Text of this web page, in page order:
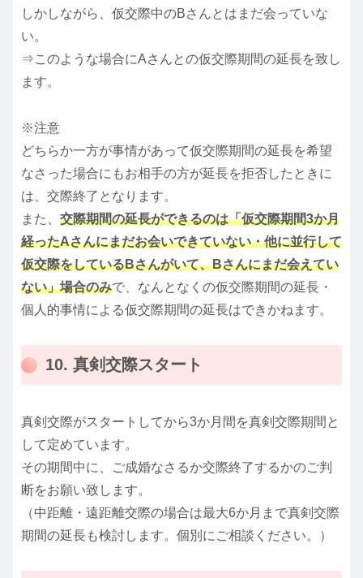
しかしながら、仮交際中のBさんとはまだ会っていな
い。
⇒このような場合にAさんとの仮交際期間の延長を致し
ます。
※注意
どちらか一方が事情があって仮交際期間の延長を希望
なさった場合にもお相手の方が延長を拒否したときに
は、交際終了となります。
また、 交際期間の延長ができるのは「仮交際期間3か月
経ったAさんにまだお会いできていない・他に並行して
仮交際をしているBさんがいて、Bさんにまだ会えてい
ない」場合のみで、なんとなくの仮交際期間の延長・
個人的事情による仮交際期間の延長はできかねます。
10. 真剣交際スタート
真剣交際がスタートしてから3か月間を真剣交際期間と
して定めています。
その期間中に、ご成婚なさるか交際終了するかのご判
断をお願い致します。
（中距離・遠距離交際の場合は最大6か月まで真剣交際
期間の延長も検討します。個別にご相談ください。）